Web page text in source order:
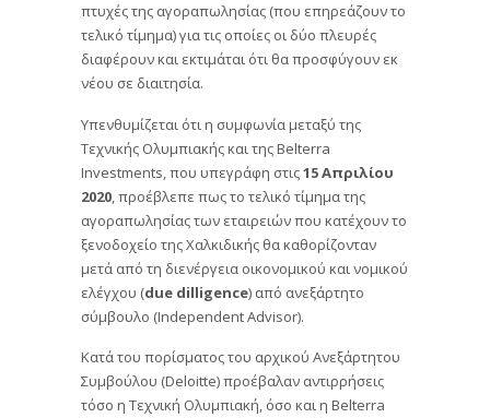
πτυχές της αγοραπωλησίας (που επηρεάζουν το
τελικό τίμημα) για τις οποίες οι δύο πλευρές
διαφέρουν και εκτιμάται ότι θα προσφύγουν εκ
νέου σε διαιτησία.
Υπενθυμίζεται ότι η συμφωνία μεταξύ της
Τεχνικής Ολυμπιακής και της Belterra
Investments, που υπεγράφη στις15 Απριλίου
2020, προέβλεπε πως το τελικό τίμημα της
αγοραπωλησίας των εταιρειών που κατέχουν το
ξενοδοχείο της Χαλκιδικής θα καθορίζονταν
μετά από τη διενέργεια οικονομικού και νομικού
ελέγχου (due dilligence) από ανεξάρτητο
σύμβουλο (Independent Advisor).
Κατά του πορίσματος του αρχικού Ανεξάρτητου
Συμβούλου (Deloitte) προέβαλαν αντιρρήσεις
τόσο η Τεχνική Ολυμπιακή, όσο και η Belterra